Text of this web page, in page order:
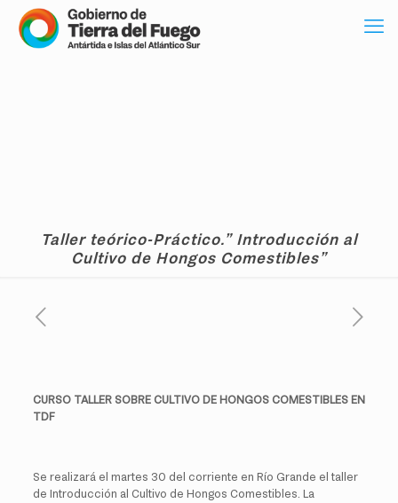
Taller teórico-Práctico.” Introducción al
Cultivo de Hongos Comestibles”
CURSO TALLER SOBRE CULTIVO DE HONGOS COMESTIBLES EN
TDF
Se realizará el martes 30 del corriente en Río Grande el taller
de Introducción al Cultivo de Hongos Comestibles. La